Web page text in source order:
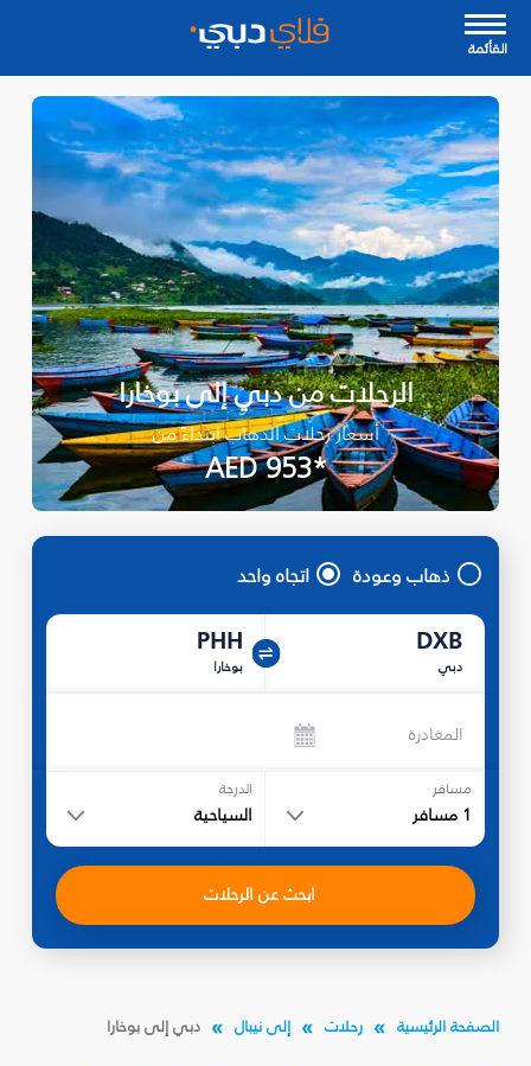
القأئمة
الرحلات من دبي إلى بوخارا
أسعار رحلات الذهاب ابتداءً من
*AED 953
ذهاب وعودة اتجاه واحد
DXB
دبي
PHH
بوخارا
المغادرة
مسافر
1 مسافر
الدرجة
السياحية
ابحث عن الرحلات
الصفحة الرئيسية رحلات إلى نيبال دبي إلى بوخارا